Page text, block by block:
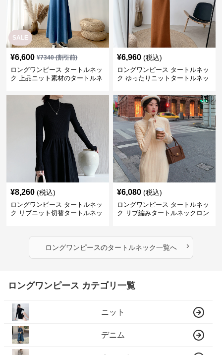
SALE
¥6,600 ¥7340(割引前)
ロングワンピース タートルネッ
ク 上品ニット素材のタートルネ
¥6,960 (税込)
ロングワンピース タートルネッ
ク ゆったりニットタートルネッ
¥8,260 (税込)
ロングワンピース タートルネッ
ク リブニット切替タートルネッ
¥6,080 (税込)
ロングワンピース タートルネッ
ク リブ編みタートルネックロン
ロングワンピースのタートルネック一覧へ ›
ロングワンピース カテゴリ一覧
ニット
デニム